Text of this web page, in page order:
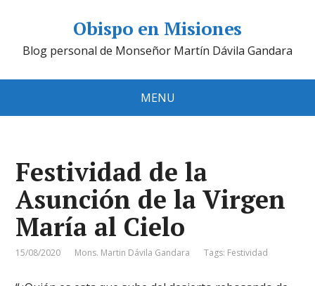
Obispo en Misiones
Blog personal de Monseñor Martín Dávila Gandara
MENU
Festividad de la
Asunción de la Virgen
María al Cielo
15/08/2020 Mons. Martin Dávila Gandara Tags: Festividad